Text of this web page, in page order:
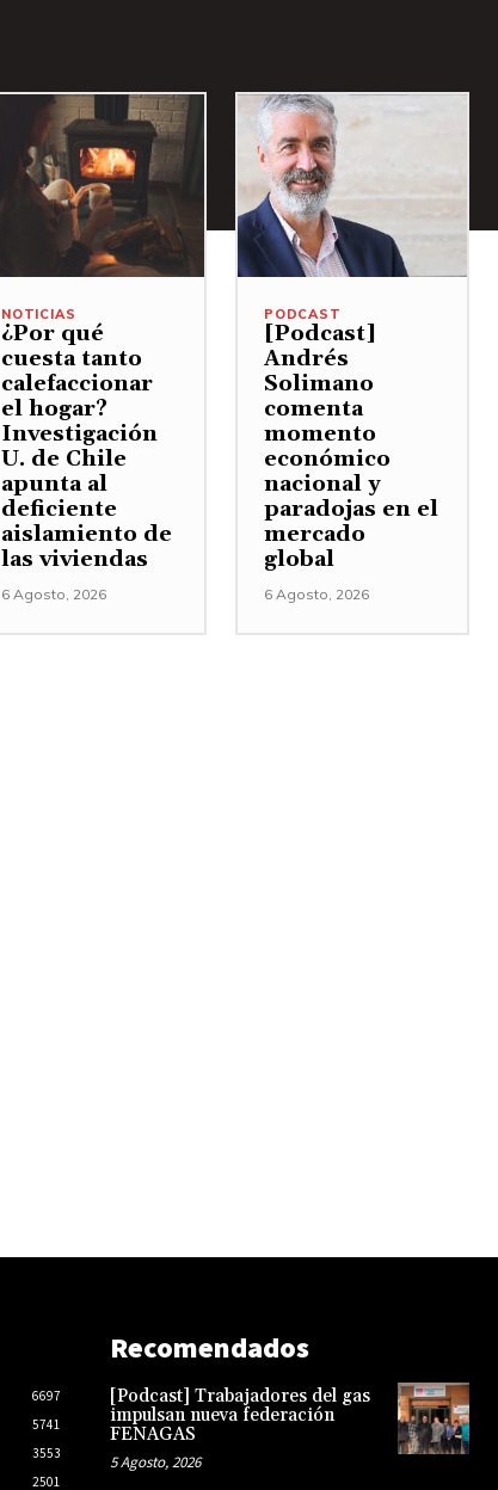
NOTICIAS
¿Por qué
cuesta tanto
calefaccionar
el hogar?
Investigación
U. de Chile
apunta al
deficiente
aislamiento de
las viviendas
6 Agosto, 2026
PODCAST
[Podcast]
Andrés
Solimano
comenta
momento
económico
nacional y
paradojas en el
mercado
global
6 Agosto, 2026
6697
5741
3553
2501
Recomendados
[Podcast] Trabajadores del gas
impulsan nueva federación
FENAGAS
5 Agosto, 2026